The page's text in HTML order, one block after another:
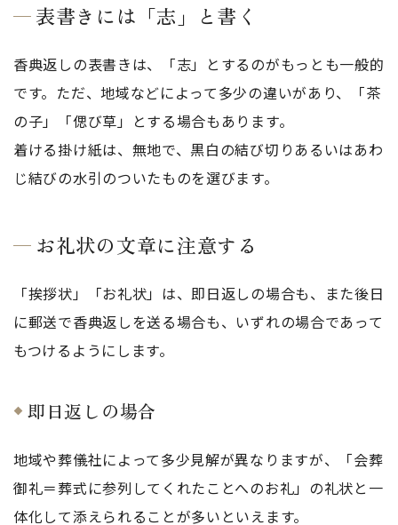
表書きには「志」と書く
香典返しの表書きは、「志」とするのがもっとも一般的
です。ただ、地域などによって多少の違いがあり、「茶
の子」「偲び草」とする場合もあります。
着ける掛け紙は、無地で、黒白の結び切りあるいはあわ
じ結びの水引のついたものを選びます。
お礼状の文章に注意する
「挨拶状」「お礼状」は、即日返しの場合も、また後日
に郵送で香典返しを送る場合も、いずれの場合であって
もつけるようにします。
即日返しの場合
地域や葬儀社によって多少見解が異なりますが、「会葬
御礼＝葬式に参列してくれたことへのお礼」の礼状と一
体化して添えられることが多いといえます。